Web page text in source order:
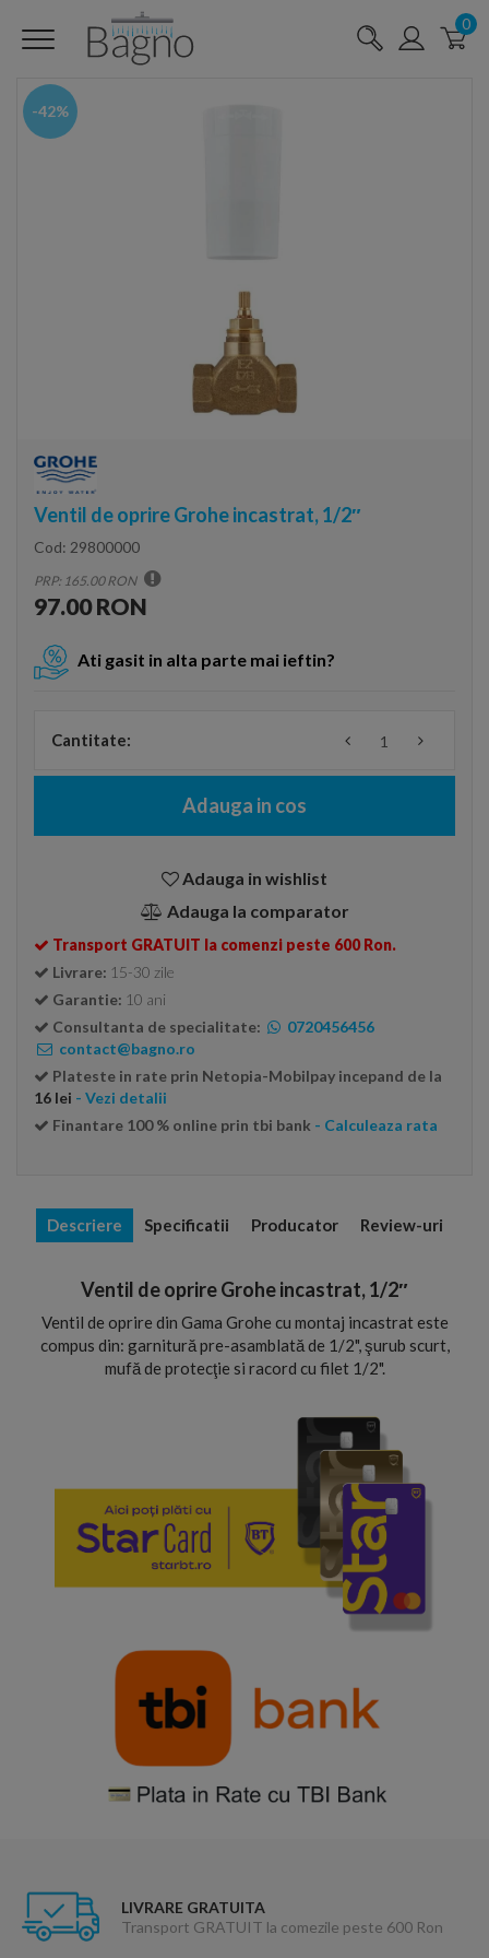
0
-42%
Ventil de oprire Grohe incastrat, 1/2″
Cod: 29800000
PRP: 165.00 RON
97.00 RON
Ati gasit in alta parte mai ieftin?
Cantitate:
Adauga in cos
Adauga in wishlist
Adauga la comparator
Transport GRATUIT la comenzi peste 600 Ron.
Livrare: 15-30 zile
Garantie: 10 ani
Consultanta de specialitate:
0720456456
contact@bagno.ro
Plateste in rate prin Netopia-Mobilpay incepand de la
16 lei - Vezi detalii
Finantare 100 % online prin tbi bank - Calculeaza rata
Descriere Specificatii Producator Review-uri
Ventil de oprire Grohe incastrat, 1/2″
Ventil de oprire din Gama Grohe cu montaj incastrat este
compus din: garnitură pre-asamblată de 1/2", şurub scurt,
mufă de protecţie si racord cu filet 1/2".
LIVRARE GRATUITA
Transport GRATUIT la comezile peste 600 Ron